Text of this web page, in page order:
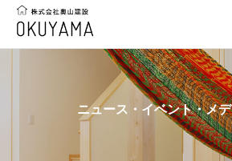
ニュース・イベント・メ